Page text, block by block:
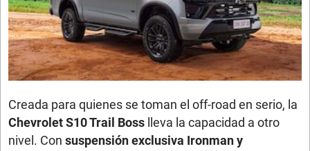
Creada para quienes se toman el off-road en serio, la
Chevrolet S10 Trail Boss lleva la capacidad a otro
nivel. Consuspensión exclusiva Ironman y